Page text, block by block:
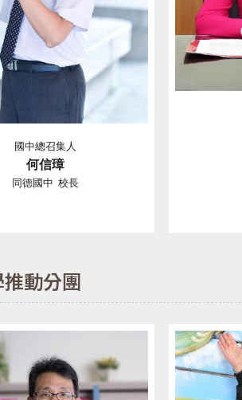
國中總召集人
何信璋
同德國中 校長
動分團